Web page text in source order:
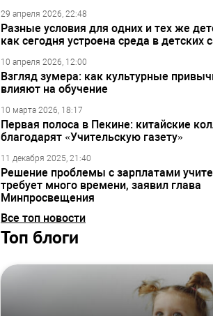
29 апреля 2026, 22:48
Разные условия для одних и тех же
как сегодня устроена среда в детских
10 апреля 2026, 12:00
Взгляд зумера: как культурные
влияют на обучение
10 марта 2026, 18:17
Первая полоса в Пекине: китайские
благодарят «Учительскую газету»
11 декабря 2025, 21:40
Решение проблемы с зарплатами
требует много времени, заявил глава
Минпросвещения
Все топ новости
Топ блоги